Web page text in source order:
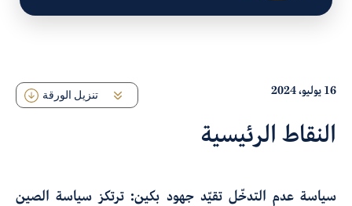
16 يوليو، 2024 تنزيل الورقة
النقاط الرئيسية
سياسة عدم التدخّل تقيّد جهود بكين: ترتكز سياسة الصين